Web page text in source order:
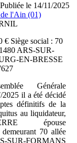
le 14/11/2025
l'Ain (01)
€ Siège social : 70
ARS-SUR-
EN-BRESSE
Générale
il a été décidé
définitifs de la
au liquidateur,
épouse
70 allée
SUR-FORMANS